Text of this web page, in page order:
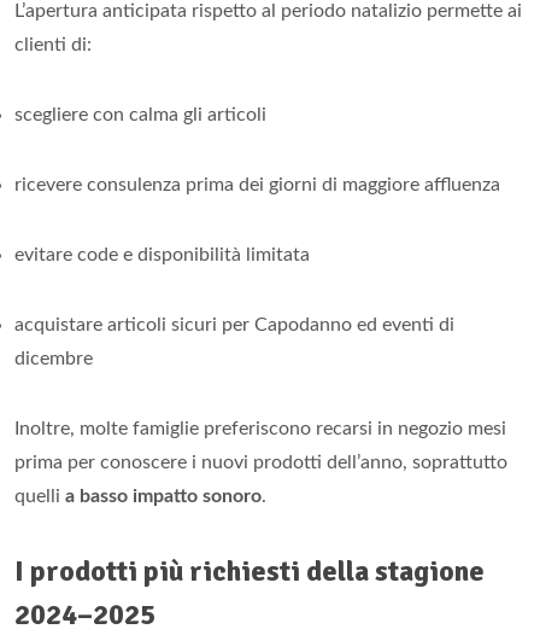
L’apertura anticipata rispetto al periodo natalizio permette ai
clienti di:
scegliere con calma gli articoli
ricevere consulenza prima dei giorni di maggiore affluenza
evitare code e disponibilità limitata
acquistare articoli sicuri per Capodanno ed eventi di
dicembre
Inoltre, molte famiglie preferiscono recarsi in negozio mesi
prima per conoscere i nuovi prodotti dell’anno, soprattutto
quelli a basso impatto sonoro.
I prodotti più richiesti della stagione
2024–2025